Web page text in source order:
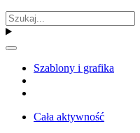
Szablony i grafika
Cała aktywność